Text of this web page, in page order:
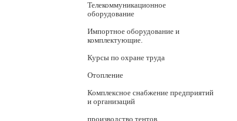
Телекоммуникационное
оборудование
Импортное оборудование и
комплектующие.
Курсы по охране труда
Отопление
Комплексное снабжение предприятий
и организаций
производство тентов